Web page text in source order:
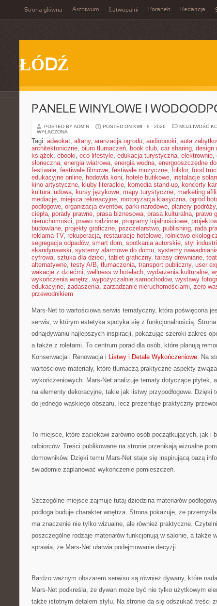
Strona główna Archiwum Łatwopalni Poranek Redakcja
ŁÓDŹ
PANELE WINYLOWE I
POSTED BY ADMIN POSTED ON KWI - 9 - 2026
MOŻLIWOŚĆ
WYŁĄCZONA
Tagi: adwokat, altany, aranżacja ogrodu, audiobooki, auta
architektoniczne, biuro tłumaczeń, book club, car sharing, design
książek, ebooki, eco lifestyle, edukacja turystyczna, elektrownie,
słoneczna, energia wiatrowa, energia wodna, energooszczędne
festiwale, festiwale filmowe, festiwale muzyczne, folklor, food
edukacyjne online, hodowla koni, hotele butikowe, instalacje
kino artystyczne, kluby literackie, komedia stand-up, koncerty
kultura ludowa, kursy językowe, mapy turystyczne, marketing
mediacje, miejsca rekreacyjne, motoryzacja klasyczna, ogród
podłogowe, organizacja eventów, parki narodowe, planery podróży
ciepła, porady prawne, prasa biznesowa, prasa kulturalna, prawo
nieruchomości, prawo rodzinne, programy lojalnościowe,
budowlane, projekty graficzne, pszczelarstwo, publishing, rada
reklama TV, rekuperacja, restauracje hotelowe, rolnictwo
segregacja odpadów, smart dom, spotkania autorskie, styl
skandynawski, systemy alarmowe do domu, systemy
cyfrowa, sztuka dla dzieci, tablet graficzny, tarasy drewniane,
alternatywne, testy A/B, tłumaczenia, transport publiczny, user
wakacje z dziećmi, wellness w hotelach, wydarzenia kulturalne,
wykończenia wnętrz, wypożyczalnie samochodów, wystawy
edukacyjne, zadaszenia, zarządzanie nieruchomościami, zero
przewodnikiem
Mars-Net to wartościowa serwis tematyczny, która poświęcona
serwis, w którym estetyka spotyka się z funkcjonalnością. Strona
odnajdywaniu najlepszych inspiracji, pokazując szeroki zakres
a także z roletami. To centrum porad dla osób, które planują
Konserwacja i Renowacja i Listwy i Detale Wykończeniowe. Na
wartościowe materiały, które tłumaczą praktyczne aspekty
wykończeniowych. Mars-Net analizuje tematy dotyczące płytek,
na elementy dekoracyjne, takie jak listwy przypodłogowe. Dzięki
do jednego wąskiego obszaru, lecz prezentuje praktyczny
To miejsce, które zaciekawi zarówno osób początkujących, jak i
odbiorców. Treści publikowane na stronie przenikają wizualne
domowników. Dzięki temu Mars-Net staje się inspirującą bazą
świadomie zaplanować wykończenie pomieszczeń.
Szczególne miejsce zajmuje tutaj dziedzina materiałów
podłoga buduje charakter wnętrza. Strona pokazuje, że
ma znaczenie nie tylko wizualne, ale również praktyczne.
poszczególne rodzaje materiałów funkcjonują w salonie, a także
sprawia, że Mars-Net ułatwia podejmowanie decyzji.
Bardzo ważnym obszarem serwisu są również dywany, które
Mars-Net podkreśla, że dywan może być nie tylko użytkowym
także istotnym detalem stylu. Na stronie da się odszukać treści